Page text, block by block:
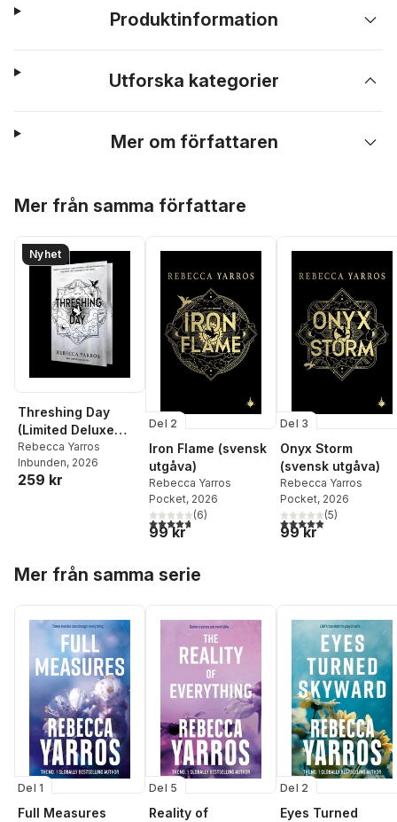
Produktinformation
Utforska kategorier
Mer om författaren
Mer från samma författare
Nyhet
Threshing Day
(Limited Deluxe
Edition)
Rebecca Yarros
Inbunden, 2026
259 kr
Del 2
Iron Flame (svensk
utgåva)
Rebecca Yarros
Pocket, 2026
4,7utav 5 stjärnor. Totalt antal röster:
(6)
99 kr
Del 3
Onyx Storm
(svensk utgåva)
Rebecca Yarros
Pocket, 2026
5,0utav 5 stjärnor.
(5)
99 kr
Mer från samma serie
Del 1
Full Measures
Del 5
Reality of
Del 2
Eyes Turned